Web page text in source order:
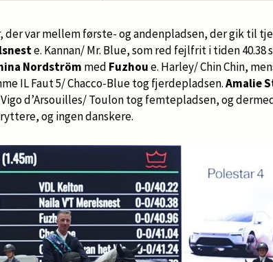
der var mellem første- og andenpladsen, der gik til
e. Kannan/ Mr. Blue, som red fejlfrit i tiden 40.38
Nordström med Fuzhoue. Harley/ Chin Chin,
IL Faut 5/ Chacco-Blue tog fjerdepladsen.Amalie
Vigo d’Arsouilles/ Toulon tog femtepladsen, og
og ingen danskere.